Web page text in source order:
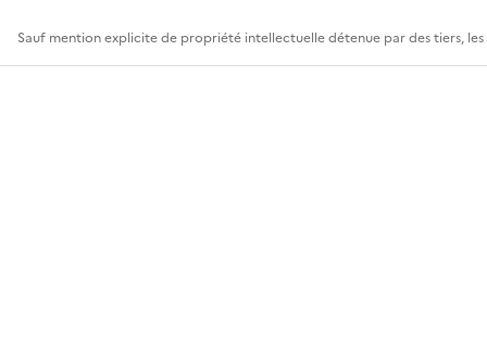
Sauf mention explicite de propriété intellectuelle détenue par des tiers,